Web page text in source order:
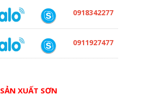
0918342277
0911927477
XUẤT SƠN